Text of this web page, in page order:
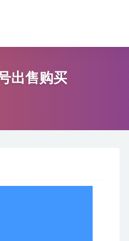
出售购买